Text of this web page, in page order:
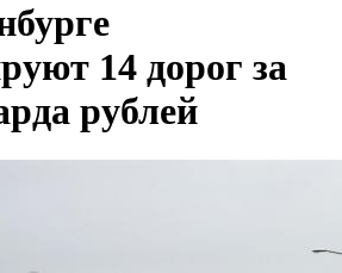
14 дорог за
рублей